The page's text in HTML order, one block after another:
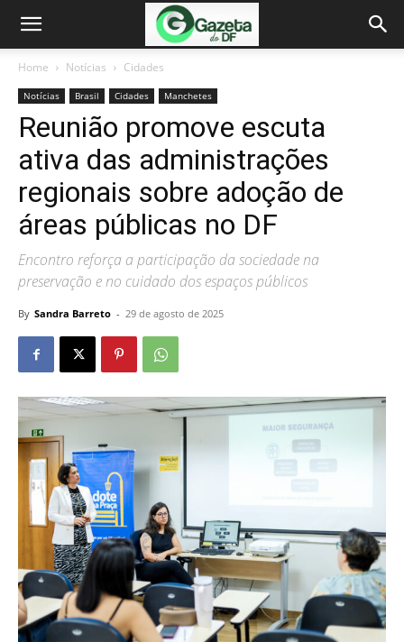
Home Notícias Cidades
Notícias Brasil Cidades Manchetes
Reunião promove escuta
ativa das administrações
regionais sobre adoção de
áreas públicas no DF
Encontro reforça a participação da sociedade na
preservação e no cuidado dos espaços públicos
By Sandra Barreto - 29 de agosto de 2025